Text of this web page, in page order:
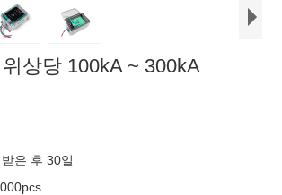
상당 100kA ~ 300kA
은 후 30일